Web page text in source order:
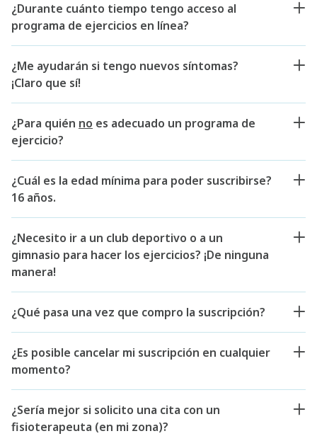
¿Durante cuánto tiempo tengo acceso al
programa de ejercicios en línea?
¿Me ayudarán si tengo nuevos síntomas?
¡Claro que sí!
¿Para quién no es adecuado un programa de
ejercicio?
¿Cuál es la edad mínima para poder suscribirse?
16 años.
¿Necesito ir a un club deportivo o a un
gimnasio para hacer los ejercicios? ¡De ninguna
manera!
¿Qué pasa una vez que compro la suscripción?
¿Es posible cancelar mi suscripción en cualquier
momento?
¿Sería mejor si solicito una cita con un
fisioterapeuta (en mi zona)?